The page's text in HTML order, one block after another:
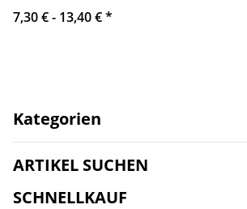
7,30 € - 13,40 €*
Kategorien
ARTIKEL SUCHEN
SCHNELLKAUF